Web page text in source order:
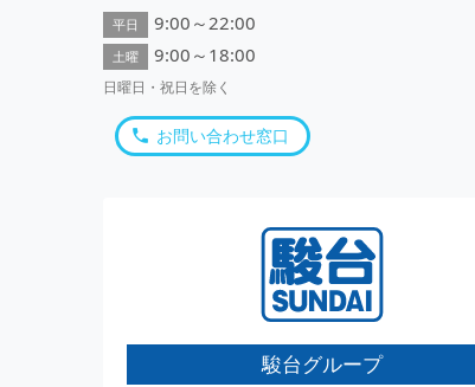
平日 9:00～22:00
土曜 9:00～18:00
日曜日・祝日を除く
お問い合わせ窓口
駿台グループ